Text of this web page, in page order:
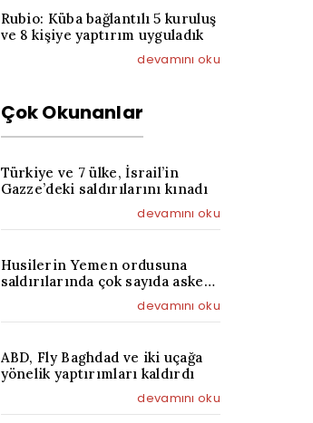
Rubio: Küba bağlantılı 5 kuruluş
ve 8 kişiye yaptırım uyguladık
devamını oku
Çok Okunanlar
Türkiye ve 7 ülke, İsrail’in
Gazze’deki saldırılarını kınadı
devamını oku
Husilerin Yemen ordusuna
saldırılarında çok sayıda asker
devamını oku
ABD, Fly Baghdad ve iki uçağa
yönelik yaptırımları kaldırdı
devamını oku